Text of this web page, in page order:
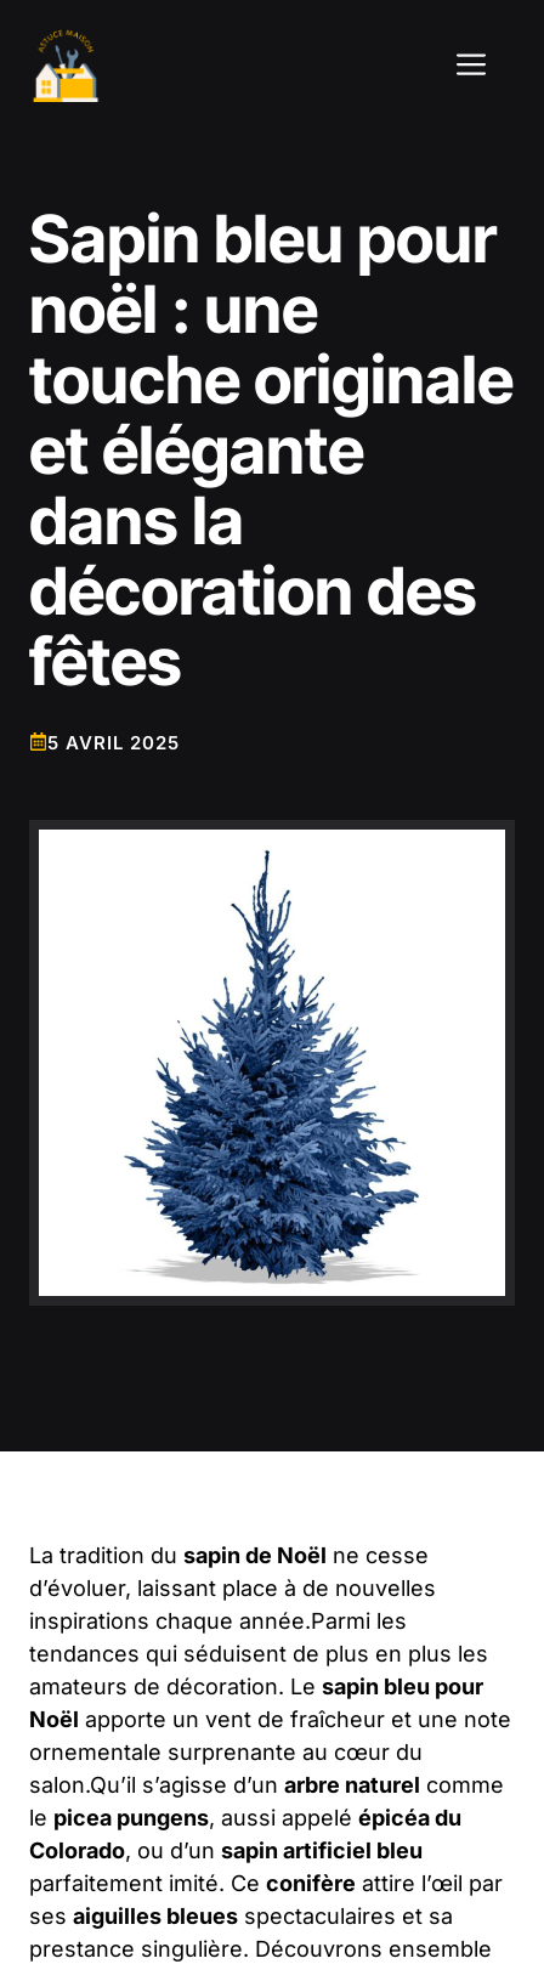
contenu
Sapin bleu pour
noël : une
touche originale
et élégante
dans la
décoration des
fêtes
5 AVRIL 2025
La tradition du sapin de Noël ne cesse
d’évoluer, laissant place à de nouvelles
inspirations chaque année.Parmi les
tendances qui séduisent de plus en plus les
amateurs de décoration. Le sapin bleu pour
Noël apporte un vent de fraîcheur et une note
ornementale surprenante au cœur du
salon.Qu’il s’agisse d’un arbre naturel comme
le picea pungens, aussi appelé épicéa du
Colorado, ou d’un sapin artificiel bleu
parfaitement imité. Ce conifère attire l’œil par
ses aiguilles bleues spectaculaires et sa
prestance singulière. Découvrons ensemble